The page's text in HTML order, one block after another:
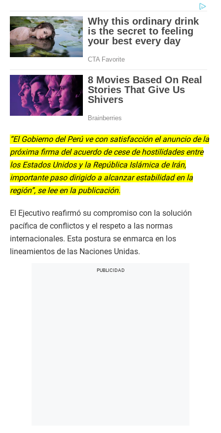
“El Gobierno del Perú ve con satisfacción el anuncio de la
próxima firma del acuerdo de cese de hostilidades entre
los Estados Unidos y la República Islámica de Irán,
importante paso dirigido a alcanzar estabilidad en la
región”, se lee en la publicación.
El Ejecutivo reafirmó su compromiso con la solución
pacífica de conflictos y el respeto a las normas
internacionales. Esta postura se enmarca en los
lineamientos de las Naciones Unidas.